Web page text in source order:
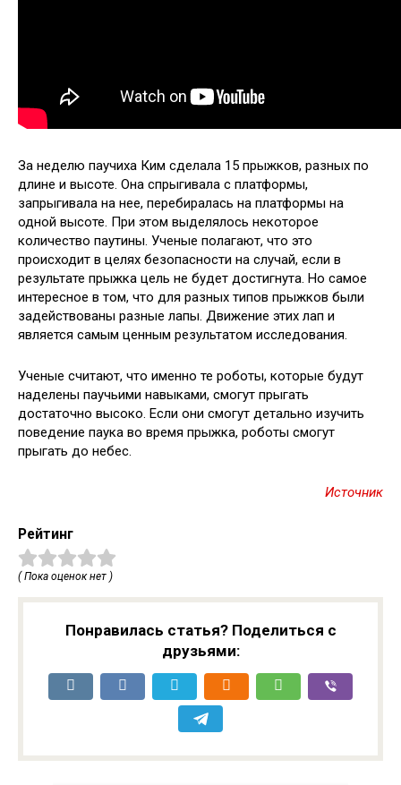
За неделю паучиха Ким сделала 15 прыжков, разных по
длине и высоте. Она спрыгивала с платформы,
запрыгивала на нее, перебиралась на платформы на
одной высоте. При этом выделялось некоторое
количество паутины. Ученые полагают, что это
происходит в целях безопасности на случай, если в
результате прыжка цель не будет достигнута. Но самое
интересное в том, что для разных типов прыжков были
задействованы разные лапы. Движение этих лап и
является самым ценным результатом исследования.
Ученые считают, что именно те роботы, которые будут
наделены паучьими навыками, смогут прыгать
достаточно высоко. Если они смогут детально изучить
поведение паука во время прыжка, роботы смогут
прыгать до небес.
Источник
Рейтинг
( Пока оценок нет )
Понравилась статья? Поделиться с
друзьями: